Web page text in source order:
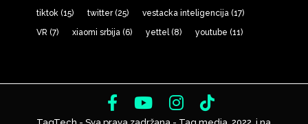
tiktok(15) twitter(25) vestacka inteligencija(17)
VR (7) xiaomi srbija(6) yettel(8) youtube (11)